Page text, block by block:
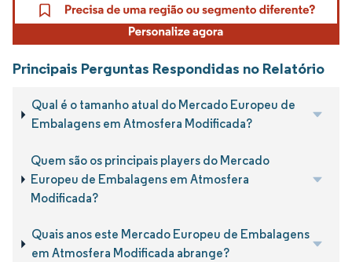
Principais Perguntas Respondidas no Relatório
Qual é o tamanho atual do Mercado Europeu de
Embalagens em Atmosfera Modificada?
Quem são os principais players do Mercado
Europeu de Embalagens em Atmosfera
Modificada?
Quais anos este Mercado Europeu de Embalagens
em Atmosfera Modificada abrange?